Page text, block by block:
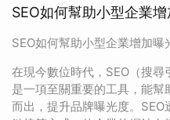
SEO如何幫助小型企業
SEO如何幫助小型企業增加曝
在現今數位時代，SEO（搜尋
是一項至關重要的工具，能
而出，提升品牌曝光度。